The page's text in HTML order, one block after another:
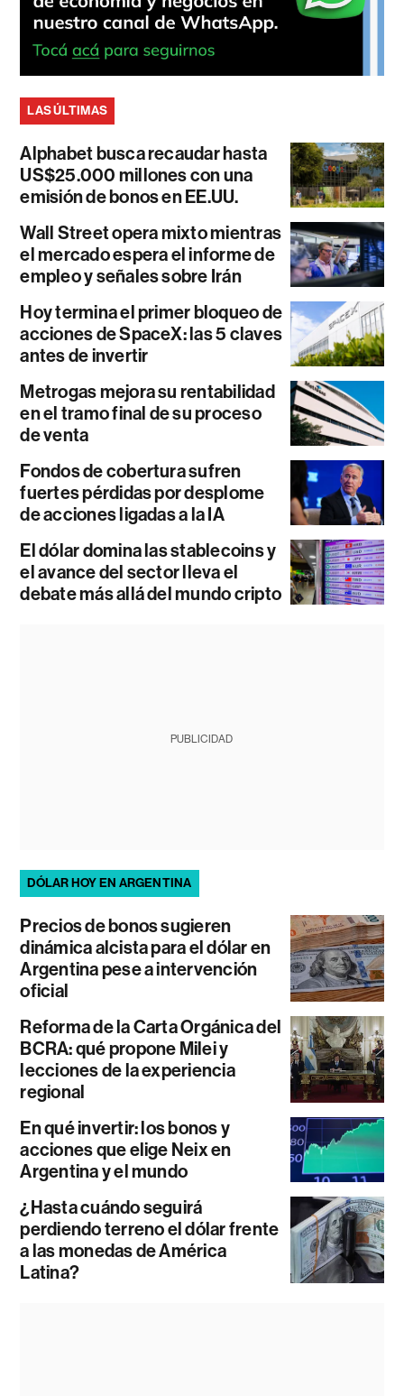
LAS ÚLTIMAS
Alphabet busca recaudar hasta
US$25.000 millones con una
emisión de bonos en EE.UU.
Wall Street opera mixto mientras
el mercado espera el informe de
empleo y señales sobre Irán
Hoy termina el primer bloqueo de
acciones de SpaceX: las 5 claves
antes de invertir
Metrogas mejora su rentabilidad
en el tramo final de su proceso
de venta
Fondos de cobertura sufren
fuertes pérdidas por desplome
de acciones ligadas a la IA
El dólar domina las stablecoins y
el avance del sector lleva el
debate más allá del mundo cripto
PUBLICIDAD
DÓLAR HOY EN ARGENTINA
Precios de bonos sugieren
dinámica alcista para el dólar en
Argentina pese a intervención
oficial
Reforma de la Carta Orgánica del
BCRA: qué propone Milei y
lecciones de la experiencia
regional
En qué invertir: los bonos y
acciones que elige Neix en
Argentina y el mundo
¿Hasta cuándo seguirá
perdiendo terreno el dólar frente
a las monedas de América
Latina?